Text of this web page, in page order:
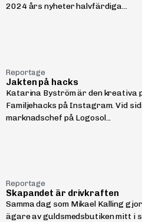
2024 års nyheter halvfärdiga...
Reportage
Jakten på hacks
Katarina Byström är den kreativa
Familjehacks på Instagram. Vid
marknadschef på Logosol...
Reportage
Skapandet är drivkraften
Samma dag som Mikael Kalling
ägare av guldsmedsbutiken mitt i